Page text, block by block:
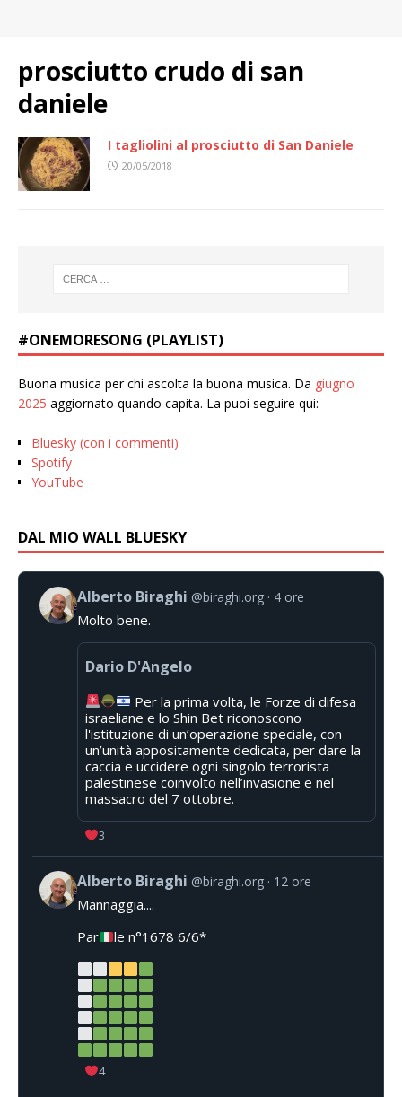
prosciutto crudo di san
daniele
I tagliolini al prosciutto di San Daniele
20/05/2018
#ONEMORESONG (PLAYLIST)
Buona musica per chi ascolta la buona musica. Da giugno
2025 aggiornato quando capita. La puoi seguire qui:
Bluesky (con i commenti)
Spotify
YouTube
DAL MIO WALL BLUESKY
Alberto Biraghi @biraghi.org 4 ore
Molto bene.
Dario D'Angelo
Per la prima volta, le Forze di difesa
israeliane e lo Shin Bet riconoscono
l'istituzione di un’operazione speciale, con
un’unità appositamente dedicata, per dare la
caccia e uccidere ogni singolo terrorista
palestinese coinvolto nell’invasione e nel
massacro del 7 ottobre.
3
Alberto Biraghi @biraghi.org 12 ore
Mannaggia....
Par
le n°1678 6/6*
4